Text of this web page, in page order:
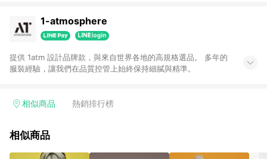
1-atmosphere
提供 1atm 設計品牌款，與來自世界各地的高規格選品。 多年的
服裝經驗，讓我們在品質控管上始終保持細膩與精準。
相似商品 熱銷排行榜
相似商品